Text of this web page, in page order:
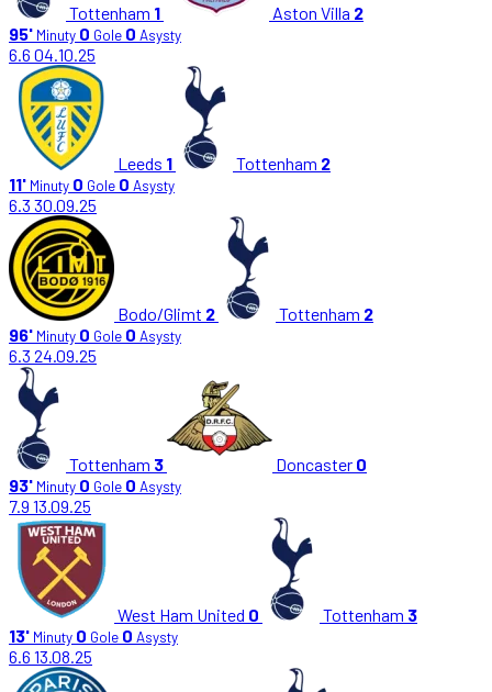
Tottenham 1 Aston Villa 2
95' Minuty 0 Gole 0 Asysty
6.6 04.10.25
Leeds 1 Tottenham 2
11' Minuty 0 Gole 0 Asysty
6.3 30.09.25
Bodo/Glimt 2 Tottenham 2
96' Minuty 0 Gole 0 Asysty
6.3 24.09.25
Tottenham 3 Doncaster 0
93' Minuty 0 Gole 0 Asysty
7.9 13.09.25
West Ham United 0 Tottenham 3
13' Minuty 0 Gole 0 Asysty
6.6 13.08.25